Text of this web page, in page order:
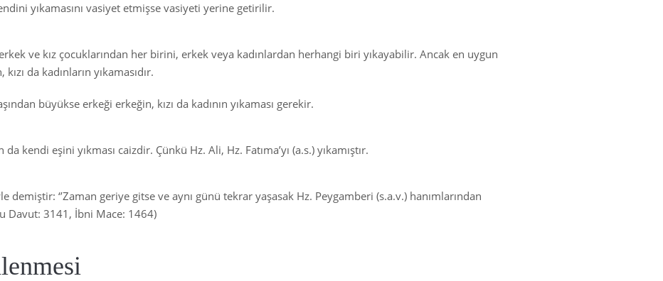
Müslümanın Ahlakı
Yiyecekler
Giysiler
yıkamasını vasiyet etmişse vasiyeti yerine getirilir.
ve kız çocuklarından her birini, erkek veya kadınlardan herhangi biri yıkayabilir. Ancak en uygun
da kadınların yıkamasıdır.
büyükse erkeği erkeğin, kızı da kadının yıkaması gerekir.
da kendi eşini yıkması caizdir. Çünkü Hz. Ali, Hz. Fatıma’yı (a.s.) yıkamıştır.
demiştir: ‘’Zaman geriye gitse ve aynı günü tekrar yaşasak Hz. Peygamberi (s.a.v.) hanımlarından
Davut: 3141, İbni Mace: 1464)